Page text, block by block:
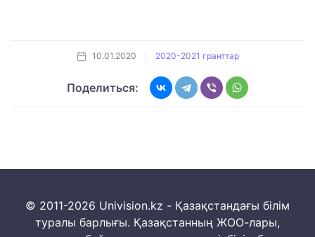
10.01.2020 2020-2021 гранттар
Поделиться:
© 2011-2026 Univision.kz - Қазақстандағы білім
туралы барлығы. Қазақстанның ЖОО-лары,